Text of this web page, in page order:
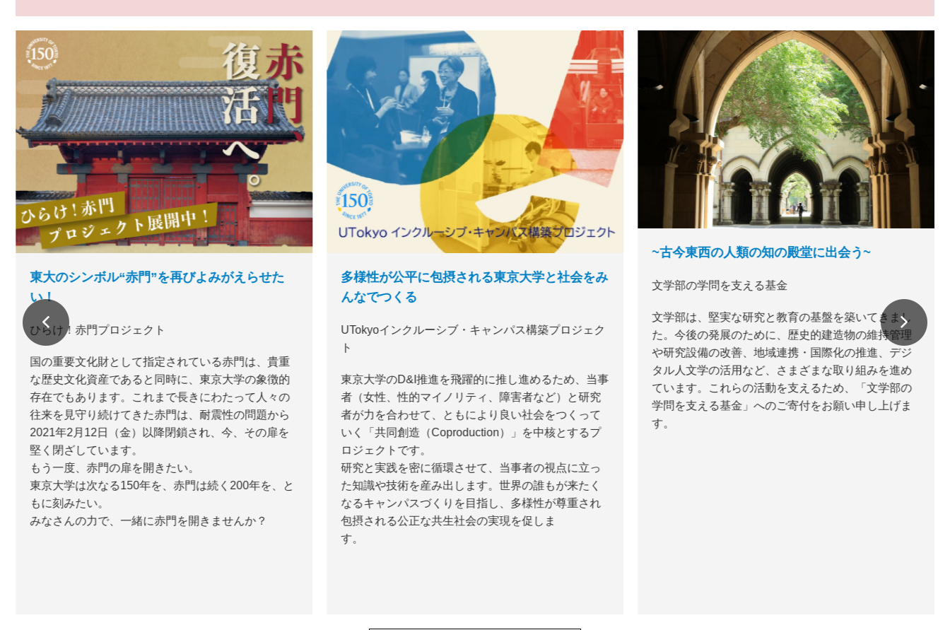
東大のシンボル“赤門”を再びよみがえらせた
い！
ひらけ！赤門プロジェクト
国の重要文化財として指定されている赤門は、貴重
な歴史文化資産であると同時に、東京大学の象徴的
存在でもあります。これまで長きにわたって人々の
往来を見守り続けてきた赤門は、耐震性の問題から
2021年2月12日（金）以降閉鎖され、今、その扉を
堅く閉ざしています。
もう一度、赤門の扉を開きたい。
東京大学は次なる150年を、赤門は続く200年を、と
もに刻みたい。
みなさんの力で、一緒に赤門を開きませんか？
多様性が公平に包摂される東京大学と社会をみ
んなでつくる
UTokyoインクルーシブ・キャンパス構築プロジェク
ト
東京大学のD&I推進を飛躍的に推し進めるため、当事
者（女性、性的マイノリティ、障害者など）と研究
者が力を合わせて、ともにより良い社会をつくって
いく「共同創造（Coproduction）」を中核とするプ
ロジェクトです。
研究と実践を密に循環させて、当事者の視点に立っ
た知識や技術を産み出します。世界の誰もが来たく
なるキャンパスづくりを目指し、多様性が尊重され
包摂される公正な共生社会の実現を促しま
す。
~古今東西の人類の知の殿堂に出会う~
文学部の学問を支える基金
文学部は、堅実な研究と教育の基盤を築いてきまし
た。今後の発展のために、歴史的建造物の維持管理
や研究設備の改善、地域連携・国際化の推進、デジ
タル人文学の活用など、さまざまな取り組みを進め
ています。これらの活動を支えるため、「文学部の
学問を支える基金」へのご寄付をお願い申し上げま
す。